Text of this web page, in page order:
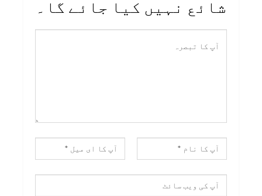
شائع نہیں کیا جائے گا۔